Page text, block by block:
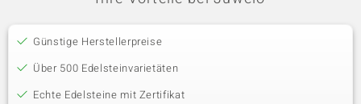
Günstige Herstellerpreise
Über 500 Edelsteinvarietäten
Echte Edelsteine mit Zertifikat